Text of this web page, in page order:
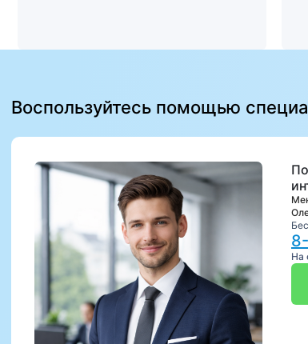
Воспользуйтесь помощью
На